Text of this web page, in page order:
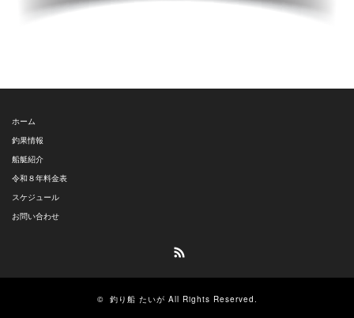
ホーム
釣果情報
船艇紹介
令和８年料金表
スケジュール
お問い合わせ
© 釣り船 たいが All Rights Reserved.